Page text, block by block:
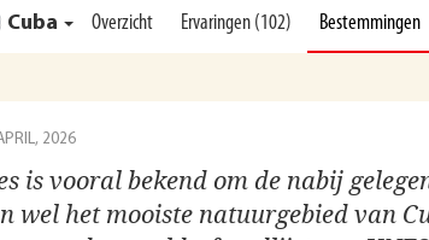
Cuba Overzicht Ervaringen (102) Bestemmingen
2026
is vooral bekend om de nabij
wel het mooiste natuurgebied van